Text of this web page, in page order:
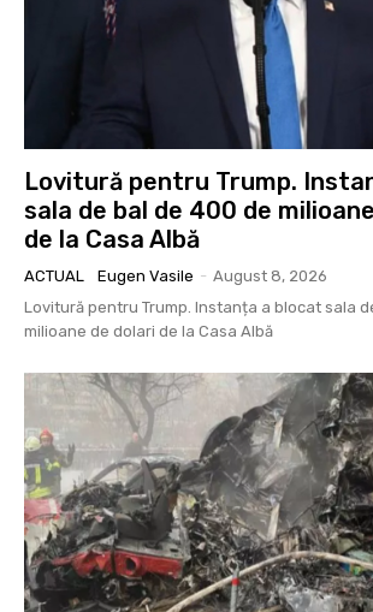
Lovitură pentru Trump.
sala de bal de 400 de
de la Casa Albă
ACTUAL Eugen Vasile - August 8, 2026
Lovitură pentru Trump. Instanța a blocat sala
milioane de dolari de la Casa Albă